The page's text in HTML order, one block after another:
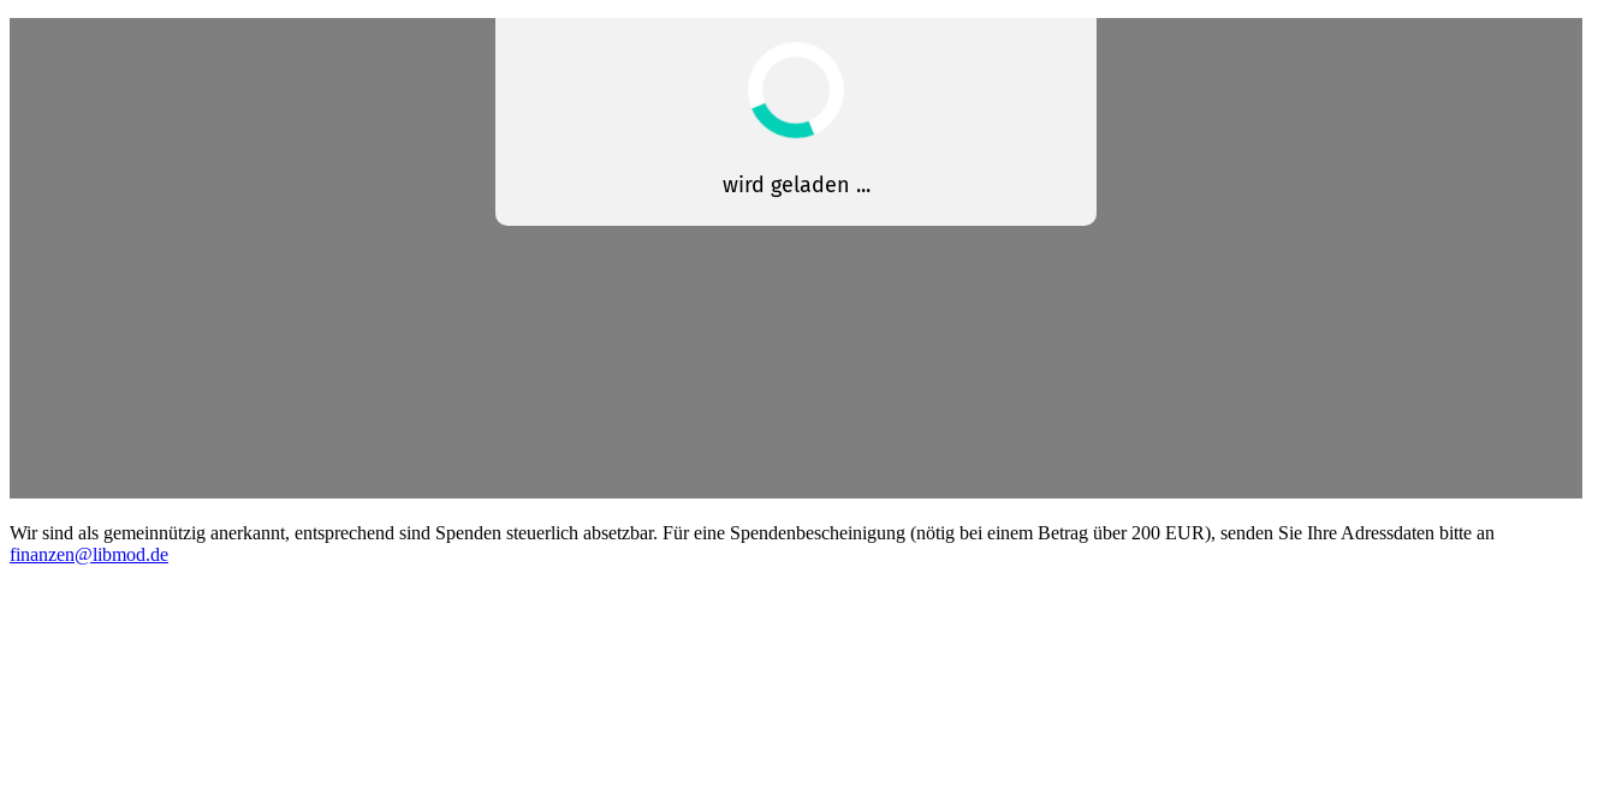
Wir sind als gemein­nützig anerkannt, entspre­chend sind Spenden steuerlich absetzbar. Für eine Spenden­be­schei­nigung (nötig bei einem Betrag über 200 EUR), senden Sie Ihre Adress­daten bitte an
finanzen@libmod.de